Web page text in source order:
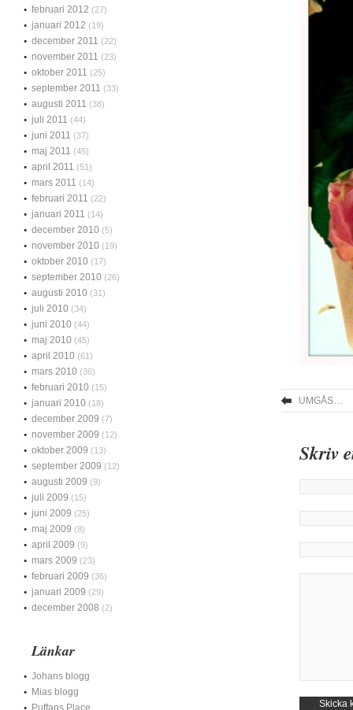
UMGÅS…
Skriv
februari 2012 (27)
januari 2012 (19)
december 2011 (22)
november 2011 (23)
oktober 2011 (25)
september 2011 (33)
augusti 2011 (38)
juli 2011 (44)
juni 2011 (37)
maj 2011 (45)
april 2011 (51)
mars 2011 (14)
februari 2011 (22)
januari 2011 (14)
december 2010 (5)
november 2010 (19)
oktober 2010 (17)
september 2010 (26)
augusti 2010 (31)
juli 2010 (34)
juni 2010 (44)
maj 2010 (45)
april 2010 (61)
mars 2010 (36)
februari 2010 (15)
januari 2010 (18)
december 2009 (7)
november 2009 (12)
oktober 2009 (13)
september 2009 (12)
augusti 2009 (9)
juli 2009 (15)
juni 2009 (25)
maj 2009 (8)
april 2009 (9)
mars 2009 (23)
februari 2009 (36)
januari 2009 (29)
december 2008 (2)
Länkar
Johans blogg
Mias blogg
Puffans Place